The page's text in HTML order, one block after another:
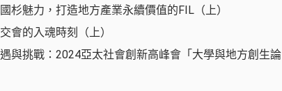
杉魅力，打造地方產業永續價值的FIL（上）
會的入魂時刻（上）
與挑戰：2024亞太社會創新高峰會「大學與地方創生論